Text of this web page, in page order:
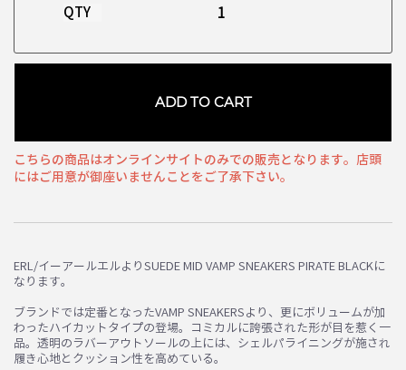
QTY
ADD TO CART
こちらの商品はオンラインサイトのみでの販売となります。店頭
にはご用意が御座いませんことをご了承下さい。
ERL/イーアールエルよりSUEDE MID VAMP SNEAKERS PIRATE BLACKに
なります。
ブランドでは定番となったVAMP SNEAKERSより、更にボリュームが加
わったハイカットタイプの登場。コミカルに誇張された形が目を惹く一
品。透明のラバーアウトソールの上には、シェルパライニングが施され
履き心地とクッション性を高めている。
お買い物を続ける カートへ進む